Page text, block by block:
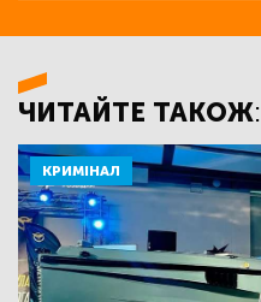
ЧИТАЙТЕ ТАКОЖ:
КРИМІНАЛ